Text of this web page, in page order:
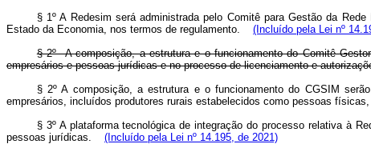
§ 1º A Redesim será administrada pelo Comitê para Gestão da
Estado da Economia, nos termos de regulamento. (Incluído pela Lei nº
§ 2º A composição, a estrutura e o funcionamento do Comitê
empresários e pessoas jurídicas e no processo de licenciamento e
§ 2º A composição, a estrutura e o funcionamento do CGSIM
empresários, incluídos produtores rurais estabelecidos como pessoas
§ 3º A plataforma tecnológica de integração do processo relativa à
pessoas jurídicas. (Incluído pela Lei nº 14.195, de 2021)